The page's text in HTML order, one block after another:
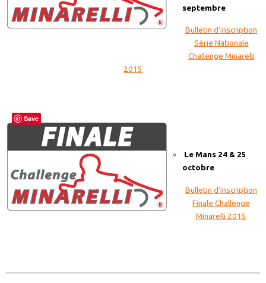
septembre
Bulletin d’inscription
Série Nationale
Challenge Minarelli
2015
Le Mans 24 & 25
octobre
Bulletin d’inscription
Finale Challenge
Minarelli 2015
Save